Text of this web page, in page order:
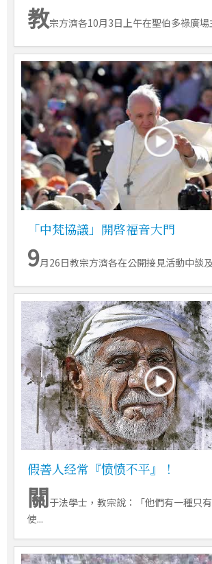
教宗方濟各10月3日上午在聖伯多祿廣場
「中梵協議」開啓福音大門
9月26日教宗方濟各在公開接見活動中談
假善人经常『愤愤不平』！
關于法學士，教宗說：「他們有一種只
使...